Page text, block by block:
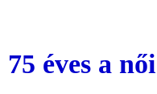
75 éves a